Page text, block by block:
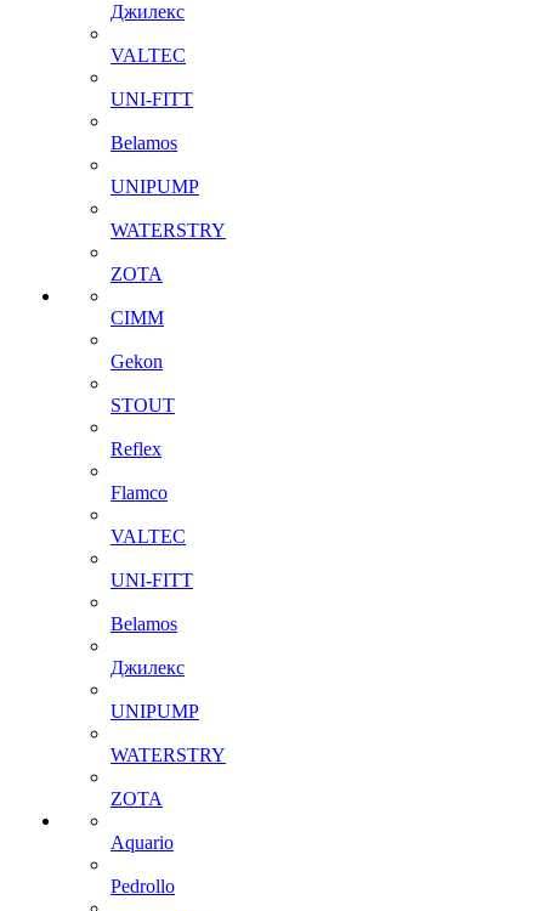
Джилекс
VALTEC
UNI-FITT
Belamos
UNIPUMP
WATERSTRY
ZOTA
CIMM
Gekon
STOUT
Reflex
Flamco
VALTEC
UNI-FITT
Belamos
Джилекс
UNIPUMP
WATERSTRY
ZOTA
Aquario
Pedrollo